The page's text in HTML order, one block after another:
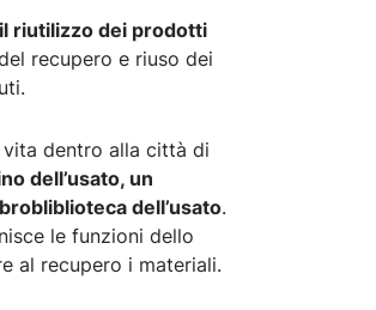
riutilizzo dei prodotti
recupero e riuso dei
dentro alla città di
dell’usato, un
dell’usato.
le funzioni dello
al recupero i materiali.